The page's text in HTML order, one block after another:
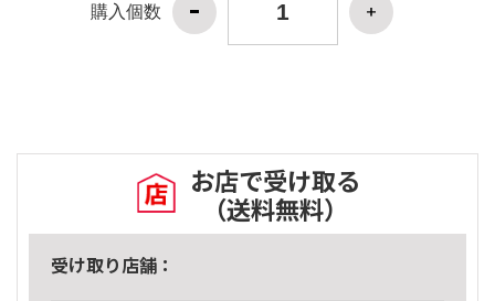
購入個数
お店で受け取る
（送料無料）
受け取り店舗：